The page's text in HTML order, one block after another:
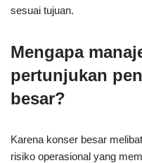
sesuai tujuan.
Mengapa
pertunjukan
besar?
Karena konser besar
risiko operasional yang